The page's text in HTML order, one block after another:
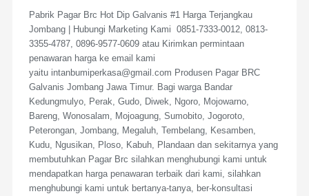
Pabrik Pagar Brc Hot Dip Galvanis #1 Harga Terjangkau
Jombang | Hubungi Marketing Kami 0851-7333-0012, 0813-
3355-4787, 0896-9577-0609 atau Kirimkan permintaan
penawaran harga ke email kami
yaitu intanbumiperkasa@gmail.com Produsen Pagar BRC
Galvanis Jombang Jawa Timur. Bagi warga Bandar
Kedungmulyo, Perak, Gudo, Diwek, Ngoro, Mojowarno,
Bareng, Wonosalam, Mojoagung, Sumobito, Jogoroto,
Peterongan, Jombang, Megaluh, Tembelang, Kesamben,
Kudu, Ngusikan, Ploso, Kabuh, Plandaan dan sekitarnya yang
membutuhkan Pagar Brc silahkan menghubungi kami untuk
mendapatkan harga penawaran terbaik dari kami, silahkan
menghubungi kami untuk bertanya-tanya, ber-konsultasi